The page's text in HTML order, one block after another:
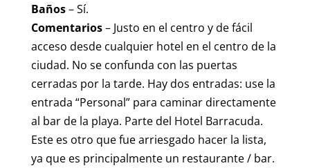
Baños– Sí.
Comentarios– Justo en el centro y de fácil
acceso desde cualquier hotel en el centro de la
ciudad. No se confunda con las puertas
cerradas por la tarde. Hay dos entradas: use la
entrada “Personal” para caminar directamente
al bar de la playa. Parte del Hotel Barracuda.
Este es otro que fue arriesgado hacer la lista,
ya que es principalmente un restaurante / bar.